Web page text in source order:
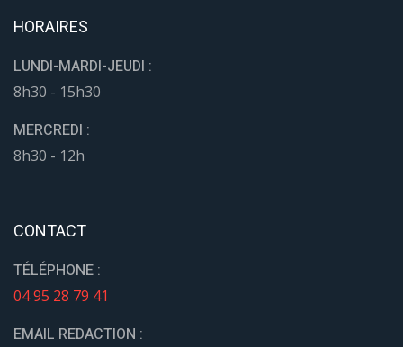
HORAIRES
LUNDI-MARDI-JEUDI :
8h30 - 15h30
MERCREDI :
8h30 - 12h
CONTACT
TÉLÉPHONE :
04 95 28 79 41
EMAIL REDACTION :